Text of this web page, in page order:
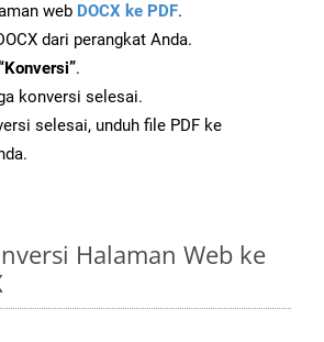
web DOCX ke PDF.
dari perangkat Anda.
.
konversi selesai.
selesai, unduh file PDF ke
Halaman Web ke